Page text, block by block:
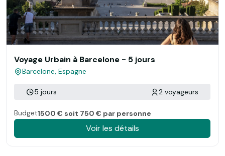
Voyage Urbain à Barcelone - 5 jours
Barcelone, Espagne
5 jours 2 voyageurs
Budget1500 € soit 750 € par personne
Voir les détails